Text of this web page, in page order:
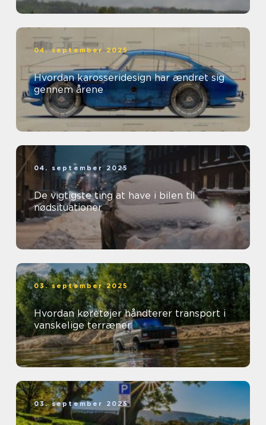
04. september 2025
Hvordan karosseridesign har ændret sig
gennem årene
04. september 2025
De vigtigste ting at have i bilen til
nødsituationer
03. september 2025
Hvordan køretøjer håndterer transport i
vanskelige terræner
03. september 2025